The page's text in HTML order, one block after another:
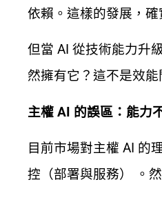
依賴。這樣的發展，
但當 AI 從技術能力升
然擁有它？這不是效
主權 AI 的誤區：能力
目前市場對主權 AI 的
控（部署與服務） 。